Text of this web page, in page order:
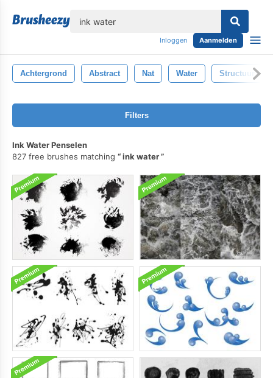
Inloggen Aanmelden
Achtergrond Abstract Nat Water Structuur
Filters
Ink Water Penselen
827 free brushes matching
ink water